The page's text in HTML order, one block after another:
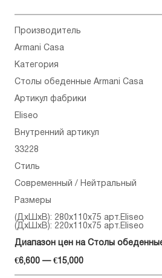
Производитель
Armani Casa
Категория
Столы обеденные Armani Casa
Артикул фабрики
Eliseo
Внутренний артикул
33228
Стиль
Современный / Нейтральный
Размеры
(ДхШхВ): 280x110x75 арт.Eliseo
(ДхШхВ): 220x110x75 арт.Eliseo
Диапазон цен на Столы
€6,600 — €15,000